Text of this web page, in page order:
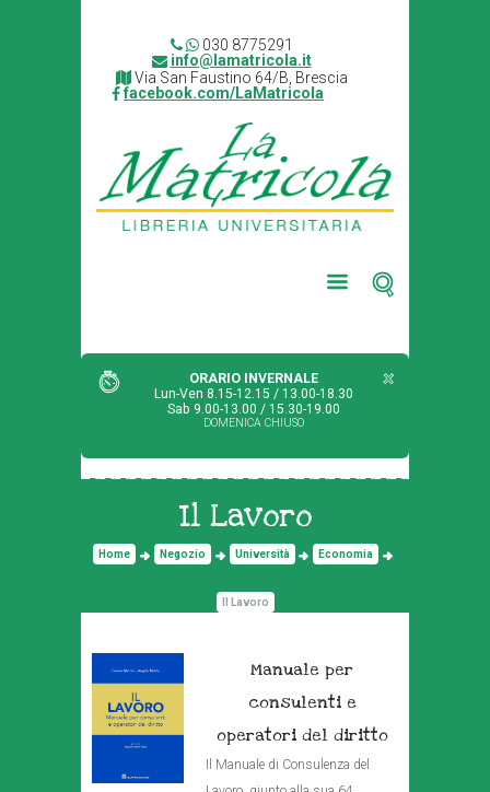
030 8775291
info@lamatricola.it
Via San Faustino 64/B, Brescia
facebook.com/LaMatricola
ORARIO INVERNALE
Lun-Ven 8.15-12.15 / 13.00-18.30
Sab 9.00-13.00 / 15.30-19.00
DOMENICA CHIUSO
Il Lavoro
Home Negozio Università Economia
Il Lavoro
Manuale per
consulenti e
operatori del diritto
Il Manuale di Consulenza del